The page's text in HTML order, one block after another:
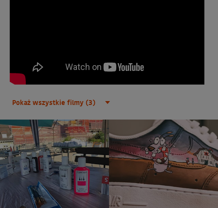
Pokaż wszystkie filmy (3)